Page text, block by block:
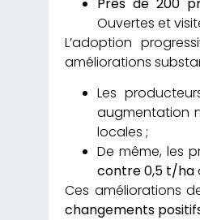
Ouvertes et
L’adoption
améliorations
Les
augmentation
locales ;
De même, les
contre 0,5 t/ha
Ces améliorations
changements